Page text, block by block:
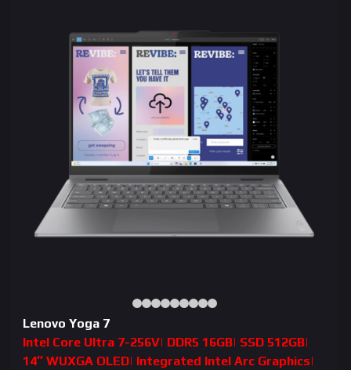
Lenovo Yoga 7
Intel Core Ultra 7-256V| DDR5 16GB| SSD 512GB|
14″ WUXGA OLED| Integrated Intel Arc Graphics|